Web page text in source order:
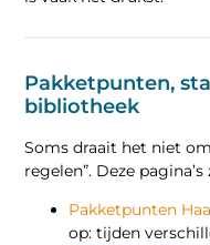
Pakketpunten,
bibliotheek
Soms draait het niet
regelen”. Deze
Pakketpunten
op: tijden